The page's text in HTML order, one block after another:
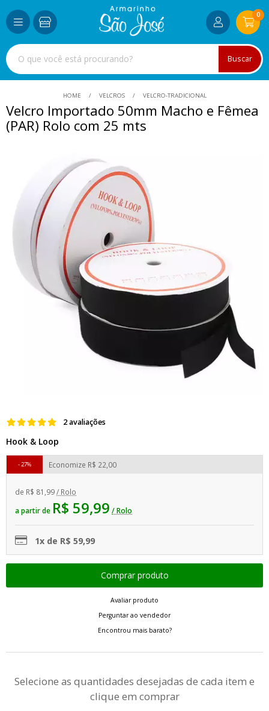
Buscar
0
HOME VELCROS VELCRO-TRADICIONAL
Velcro Importado 50mm Macho e Fêmea
(PAR) Rolo com 25 mts
2 avaliações
Hook & Loop
de R$ 81,99/ Rolo
a partir de R$ 59,99 / Rolo
Economize R$ 22,00
27%
1x de R$ 59,99
Avaliar produto
Perguntar ao vendedor
Encontrou mais barato?
Selecione as quantidades desejadas de cada item e
clique em comprar